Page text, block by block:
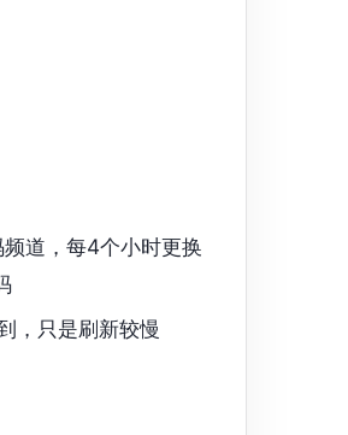
道，每4个小时更换
，只是刷新较慢